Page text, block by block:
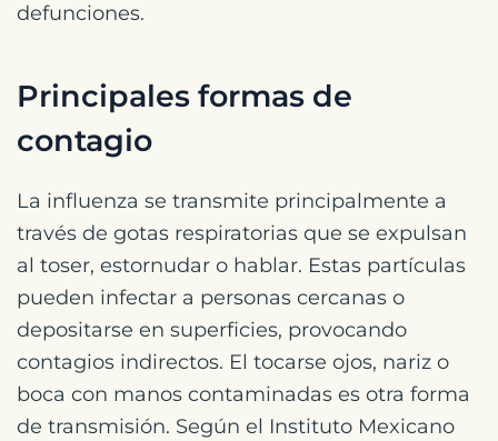
defunciones.
Principales formas de
contagio
La influenza se transmite principalmente a
través de gotas respiratorias que se expulsan
al toser, estornudar o hablar. Estas partículas
pueden infectar a personas cercanas o
depositarse en superficies, provocando
contagios indirectos. El tocarse ojos, nariz o
boca con manos contaminadas es otra forma
de transmisión. Según el Instituto Mexicano